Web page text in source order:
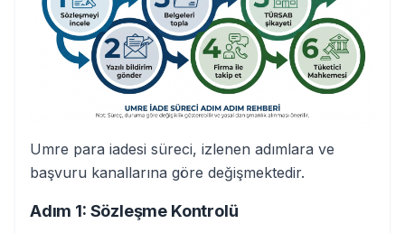
Umre para iadesi süreci, izlenen adımlara ve
başvuru kanallarına göre değişmektedir.
Adım 1: Sözleşme Kontrolü